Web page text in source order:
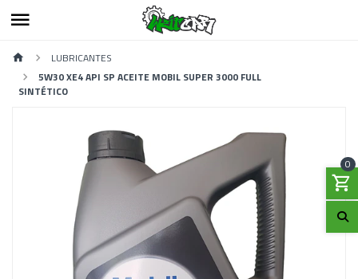
0
LUBRICANTES
5W30 XE4 API SP ACEITE MOBIL SUPER 3000 FULL
SINTÉTICO